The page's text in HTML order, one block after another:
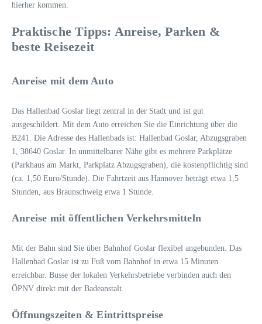
hierher kommen.
Praktische Tipps: Anreise, Parken &
beste Reisezeit
Anreise mit dem Auto
Das Hallenbad Goslar liegt zentral in der Stadt und ist gut
ausgeschildert. Mit dem Auto erreichen Sie die Einrichtung über die
B241. Die Adresse des Hallenbads ist: Hallenbad Goslar, Abzugsgraben
1, 38640 Goslar. In unmittelbarer Nähe gibt es mehrere Parkplätze
(Parkhaus am Markt, Parkplatz Abzugsgraben), die kostenpflichtig sind
(ca. 1,50 Euro/Stunde). Die Fahrtzeit aus Hannover beträgt etwa 1,5
Stunden, aus Braunschweig etwa 1 Stunde.
Anreise mit öffentlichen Verkehrsmitteln
Mit der Bahn sind Sie über Bahnhof Goslar flexibel angebunden. Das
Hallenbad Goslar ist zu Fuß vom Bahnhof in etwa 15 Minuten
erreichbar. Busse der lokalen Verkehrsbetriebe verbinden auch den
ÖPNV direkt mit der Badeanstalt.
Öffnungszeiten & Eintrittspreise